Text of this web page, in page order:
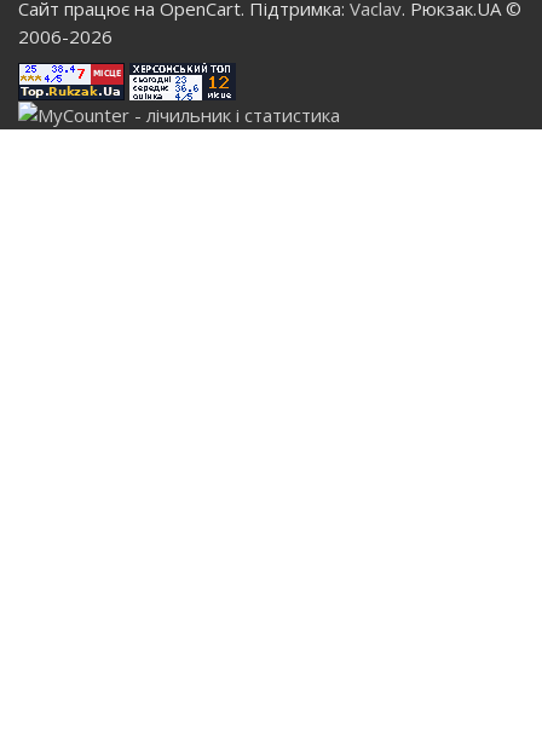
Сайт працює на OpenCart. Підтримка: Vaclav. Рюкзак.UA ©
2006-2026